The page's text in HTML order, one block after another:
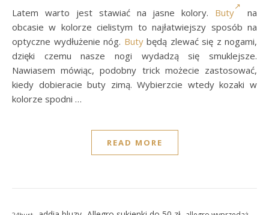
Latem warto jest stawiać na jasne kolory. Buty
na
obcasie w kolorze cielistym to najłatwiejszy sposób na
optyczne wydłużenie nóg. Butybędą zlewać się z nogami,
dzięki czemu nasze nogi wydadzą się smuklejsze.
Nawiasem mówiąc, podobny trick możecie zastosować,
kiedy dobieracie buty zimą. Wybierzcie wtedy kozaki w
kolorze spodni …
READ MORE